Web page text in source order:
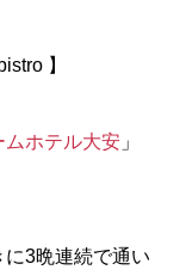
】
ムホテル大安」
3晩連続で通い